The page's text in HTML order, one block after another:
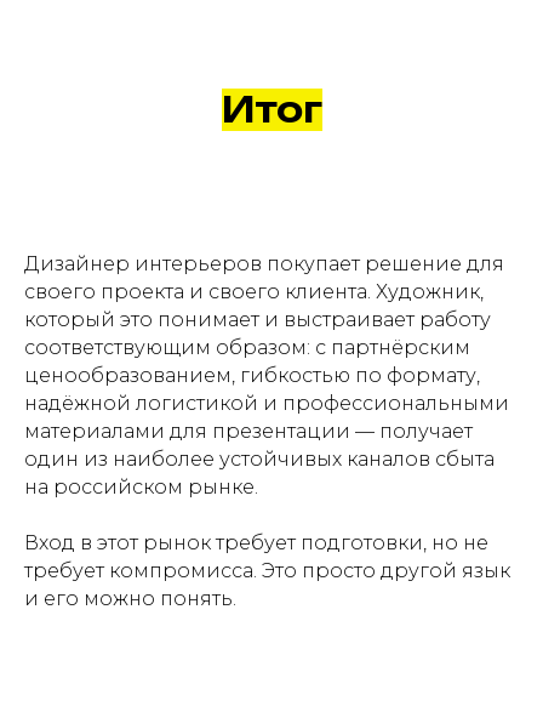
Итог
Дизайнер интерьеров покупает решение для
своего проекта и своего клиента. Художник,
который это понимает и выстраивает работу
соответствующим образом: с партнёрским
ценообразованием, гибкостью по формату,
надёжной логистикой и профессиональными
материалами для презентации — получает
один из наиболее устойчивых каналов сбыта
на российском рынке.
Вход в этот рынок требует подготовки, но не
требует компромисса. Это просто другой язык
и его можно понять.